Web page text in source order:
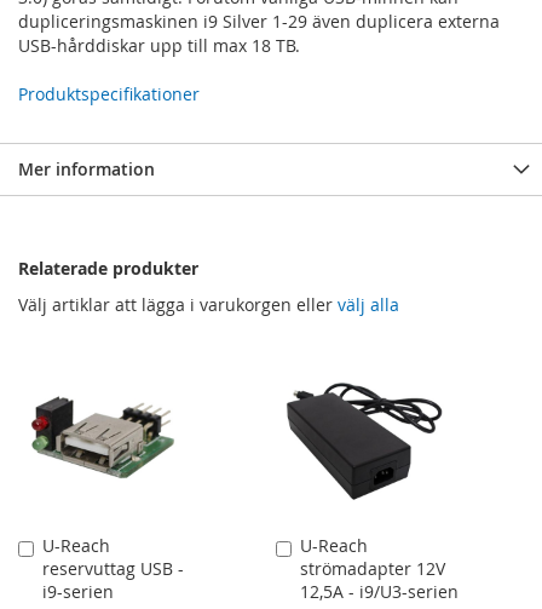
dupliceringsmaskinen i9 Silver 1-29 även duplicera externa
USB-hårddiskar upp till max 18 TB.
Produktspecifikationer
Mer information
Relaterade produkter
Välj artiklar att lägga i varukorgen eller välj alla
U-Reach
reservuttag USB -
i9-serien
Lägg
till
U-Reach
strömadapter 12V
12,5A - i9/U3-serien
Lägg
till
i